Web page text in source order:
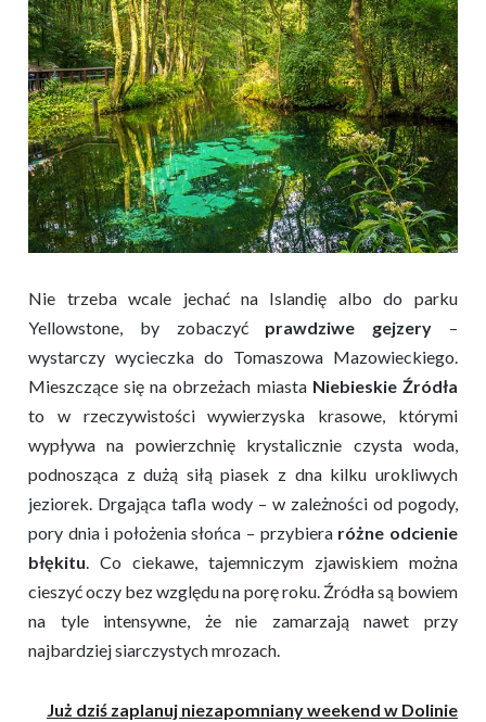
Nie trzeba wcale jechać na Islandię albo do parku
Yellowstone, by zobaczyć prawdziwe gejzery –
wystarczy wycieczka do Tomaszowa Mazowieckiego.
Mieszczące się na obrzeżach miasta Niebieskie Źródła
to w rzeczywistości wywierzyska krasowe, którymi
wypływa na powierzchnię krystalicznie czysta woda,
podnosząca z dużą siłą piasek z dna kilku urokliwych
jeziorek. Drgająca tafla wody – w zależności od pogody,
pory dnia i położenia słońca – przybiera różne odcienie
błękitu. Co ciekawe, tajemniczym zjawiskiem można
cieszyć oczy bez względu na porę roku. Źródła są bowiem
na tyle intensywne, że nie zamarzają nawet przy
najbardziej siarczystych mrozach.
Już dziś zaplanuj niezapomniany weekend w Dolinie